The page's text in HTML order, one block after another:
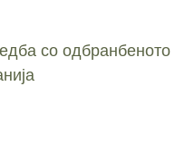
со одбранбеното